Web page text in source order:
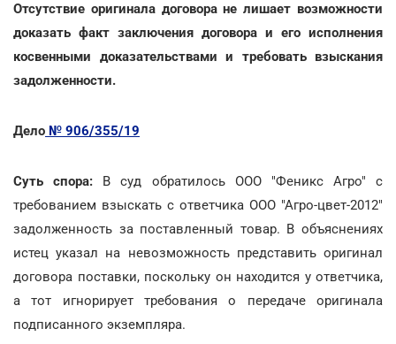
Отсутствие оригинала договора не лишает возможности
доказать факт заключения договора и его исполнения
косвенными доказательствами и требовать взыскания
задолженности.
Дело № 906/355/19
Суть спора: В суд обратилось ООО "Феникс Агро" с
требованием взыскать с ответчика ООО "Агро-цвет-2012"
задолженность за поставленный товар. В объяснениях
истец указал на невозможность представить оригинал
договора поставки, поскольку он находится у ответчика,
а тот игнорирует требования о передаче оригинала
подписанного экземпляра.